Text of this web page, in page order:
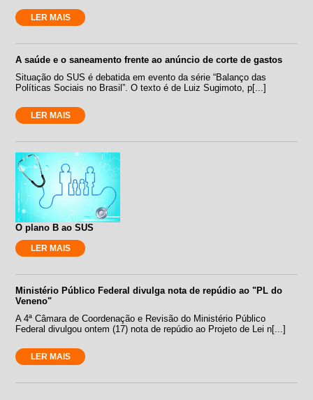
LER MAIS
A saúde e o saneamento frente ao anúncio de corte de gastos
Situação do SUS é debatida em evento da série “Balanço das
Políticas Sociais no Brasil”. O texto é de Luiz Sugimoto, p[...]
LER MAIS
O plano B ao SUS
LER MAIS
Ministério Público Federal divulga nota de repúdio ao "PL do
Veneno"
A 4ª Câmara de Coordenação e Revisão do Ministério Público
Federal divulgou ontem (17) nota de repúdio ao Projeto de Lei n[...]
LER MAIS